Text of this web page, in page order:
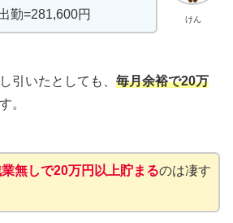
けん
勤=281,600円
引いたとしても、 毎月余裕で20万
。
無しで20万円以上貯まるのは凄す